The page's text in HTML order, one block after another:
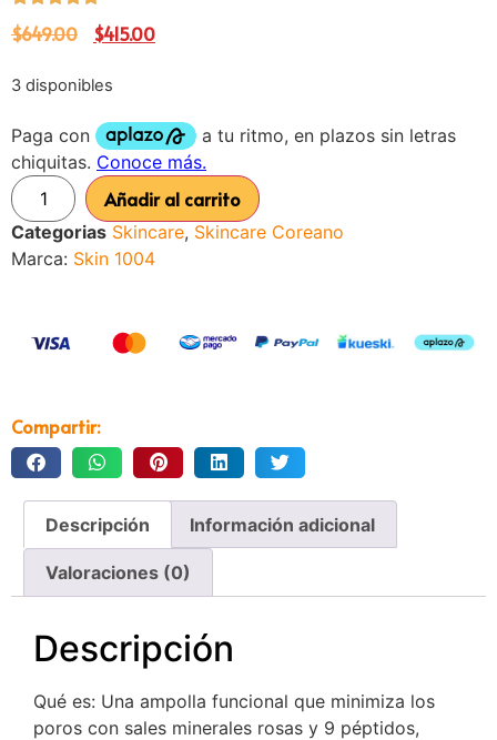
$649.00 $415.00
3 disponibles
Añadir al carrito
Categorias Skincare, Skincare Coreano
Marca: Skin 1004
Compartir:
Descripción Información adicional
Valoraciones (0)
Descripción
Qué es: Una ampolla funcional que minimiza los
poros con sales minerales rosas y 9 péptidos,